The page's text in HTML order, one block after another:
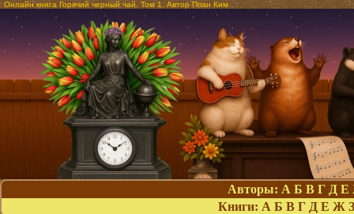
Онлайн книга Горячий черный чай. Том 1. Автор Ппан Ким
Авторы: А Б В Г Д Е
Книги: А Б В Г Д Е Ж З